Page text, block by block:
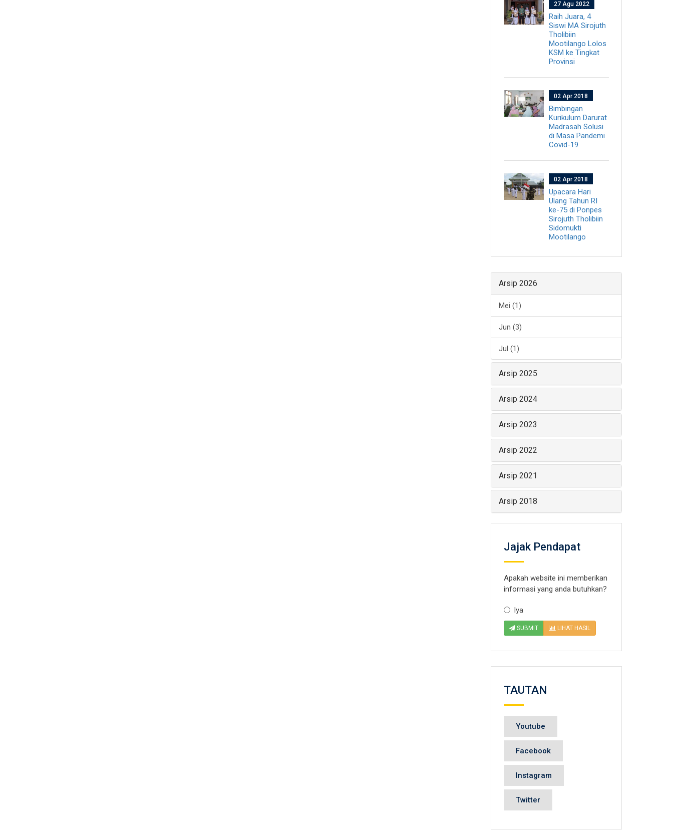
27 Agu 2022
Raih Juara, 4
Siswi MA Sirojuth
Tholibiin
Mootilango Lolos
KSM ke Tingkat
Provinsi
02 Apr 2018
Bimbingan
Kurikulum Darurat
Madrasah Solusi
di Masa Pandemi
Covid-19
02 Apr 2018
Upacara Hari
Ulang Tahun RI
ke-75 di Ponpes
Sirojuth Tholibiin
Sidomukti
Mootilango
Arsip 2026
Mei (1)
Jun (3)
Jul (1)
Arsip 2025
Arsip 2024
Arsip 2023
Arsip 2022
Arsip 2021
Arsip 2018
Jajak Pendapat
Apakah website ini memberikan
informasi yang anda butuhkan?
Iya
SUBMIT LIHAT HASIL
TAUTAN
Youtube
Facebook
Instagram
Twitter